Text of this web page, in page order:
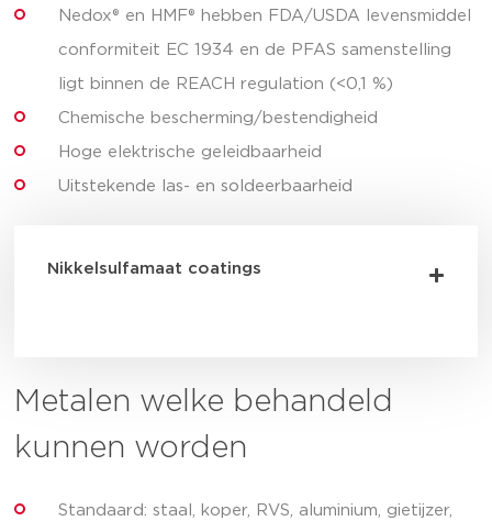
Nedox® en HMF® hebben FDA/USDA levensmiddel
conformiteit EC 1934 en de PFAS samenstelling
ligt binnen de REACH regulation (<0,1 %)
Chemische bescherming/bestendigheid
Hoge elektrische geleidbaarheid
Uitstekende las- en soldeerbaarheid
Nikkelsulfamaat coatings
Metalen welke behandeld
kunnen worden
Standaard: staal, koper, RVS, aluminium, gietijzer,